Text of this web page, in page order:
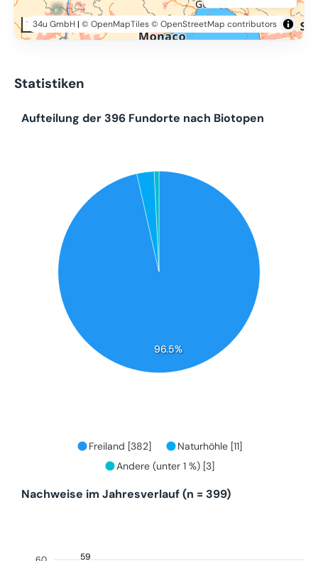
100 km
34u GmbH| © OpenMapTiles© OpenStreetMap contributors
Statistiken
96.5%
Aufteilung der 396 Fundorte nach Biotopen
Freiland [382]
Naturhöhle [11]
Andere (unter 1 %) [3]
Nachweise im Jahresverlauf (n = 399)
59